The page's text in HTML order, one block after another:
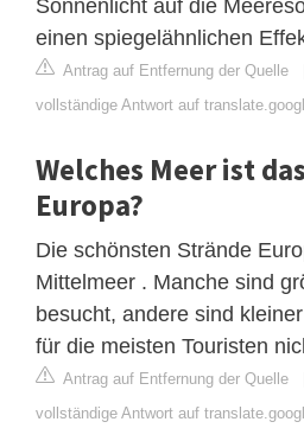
Sonnenlicht auf die
einen spiegelähnlichen
Antrag auf Entfernung der Quelle
vollständige Antwort auf
Welches Meer ist
Europa?
Die schönsten Strände
Mittelmeer . Manche sind
besucht, andere sind
für die meisten Touristen
Antrag auf Entfernung der Quelle
vollständige Antwort auf